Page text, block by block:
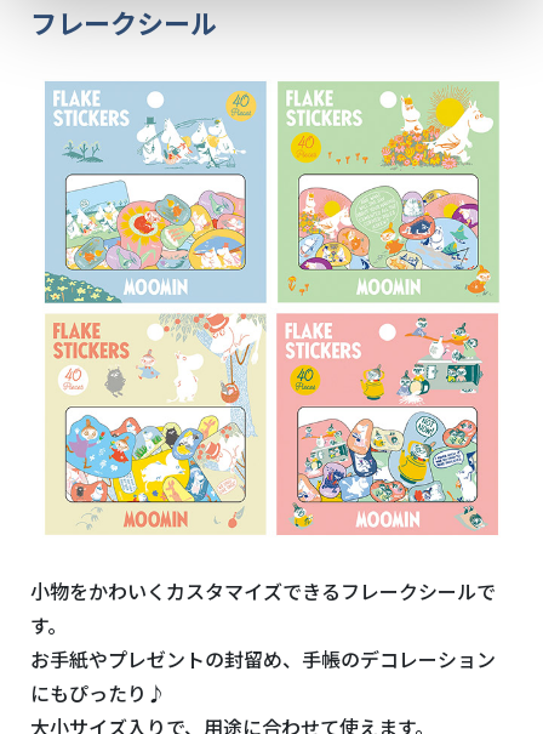
フレークシール
小物をかわいくカスタマイズできるフレークシールで
す。
お手紙やプレゼントの封留め、手帳のデコレーション
にもぴったり♪
大小サイズ入りで、用途に合わせて使えます。